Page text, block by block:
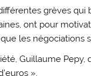
grèves qui
ont pour
les négociations
Guillaume
».